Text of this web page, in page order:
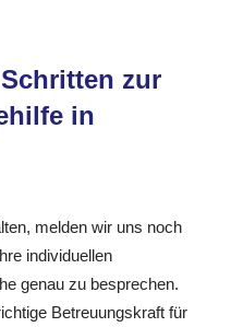
zur
in
melden wir uns noch
individuellen
genau zu besprechen.
Betreuungskraft für